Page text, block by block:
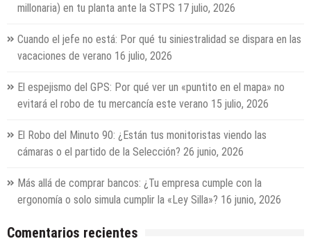
millonaria) en tu planta ante la STPS 17 julio, 2026
Cuando el jefe no está: Por qué tu siniestralidad se dispara en las
vacaciones de verano 16 julio, 2026
El espejismo del GPS: Por qué ver un «puntito en el mapa» no
evitará el robo de tu mercancía este verano 15 julio, 2026
El Robo del Minuto 90: ¿Están tus monitoristas viendo las
cámaras o el partido de la Selección? 26 junio, 2026
Más allá de comprar bancos: ¿Tu empresa cumple con la
ergonomía o solo simula cumplir la «Ley Silla»? 16 junio, 2026
Comentarios recientes